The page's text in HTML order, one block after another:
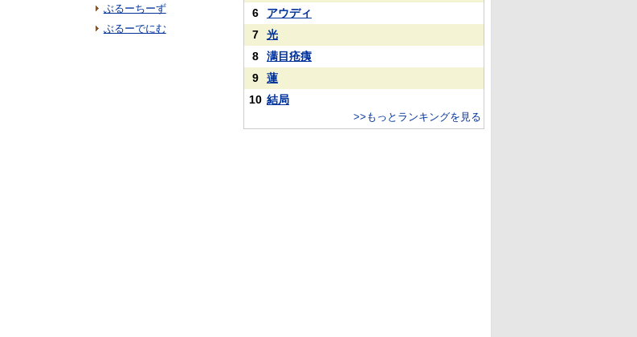
ぶるーちーず
ぶるーでにむ
6
アウディ
7
光
8
满目疮痍
9
蓮
10 結局
>>もっとランキングを見る